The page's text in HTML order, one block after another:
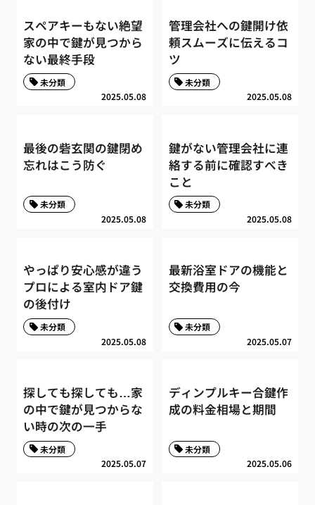
スペアキーもない絶望
家の中で鍵が見つから
ない最終手段
2025.05.08
未分類
管理会社への鍵開け依
頼スムーズに伝えるコ
ツ
2025.05.08
未分類
最後の砦玄関の鍵閉め
忘れはこう防ぐ
2025.05.08
未分類
鍵がない管理会社に連
絡する前に確認すべき
こと
2025.05.08
未分類
やっぱり安心感が違う
プロによる室内ドア鍵
の後付け
2025.05.08
未分類
最新浴室ドアの機能と
交換費用の今
2025.05.07
未分類
探しても探しても…家
の中で鍵が見つからな
い時の次の一手
2025.05.07
未分類
ディンプルキー合鍵作
成の料金相場と期間
2025.05.06
未分類